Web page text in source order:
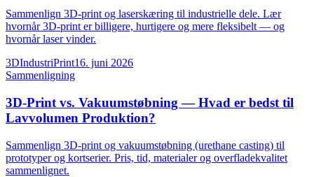
Sammenlign 3D-print og laserskæring til industrielle dele. Lær
hvornår 3D-print er billigere, hurtigere og mere fleksibelt — og
hvornår laser vinder.
3DIndustriPrint16. juni 2026
Sammenligning
3D-Print vs. Vakuumstøbning — Hvad er bedst til
Lavvolumen Produktion?
Sammenlign 3D-print og vakuumstøbning (urethane casting) til
prototyper og kortserier. Pris, tid, materialer og overfladekvalitet
sammenlignet.